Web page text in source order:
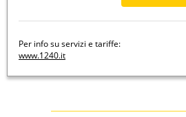
Per info su servizi e tariffe:
www.1240.it